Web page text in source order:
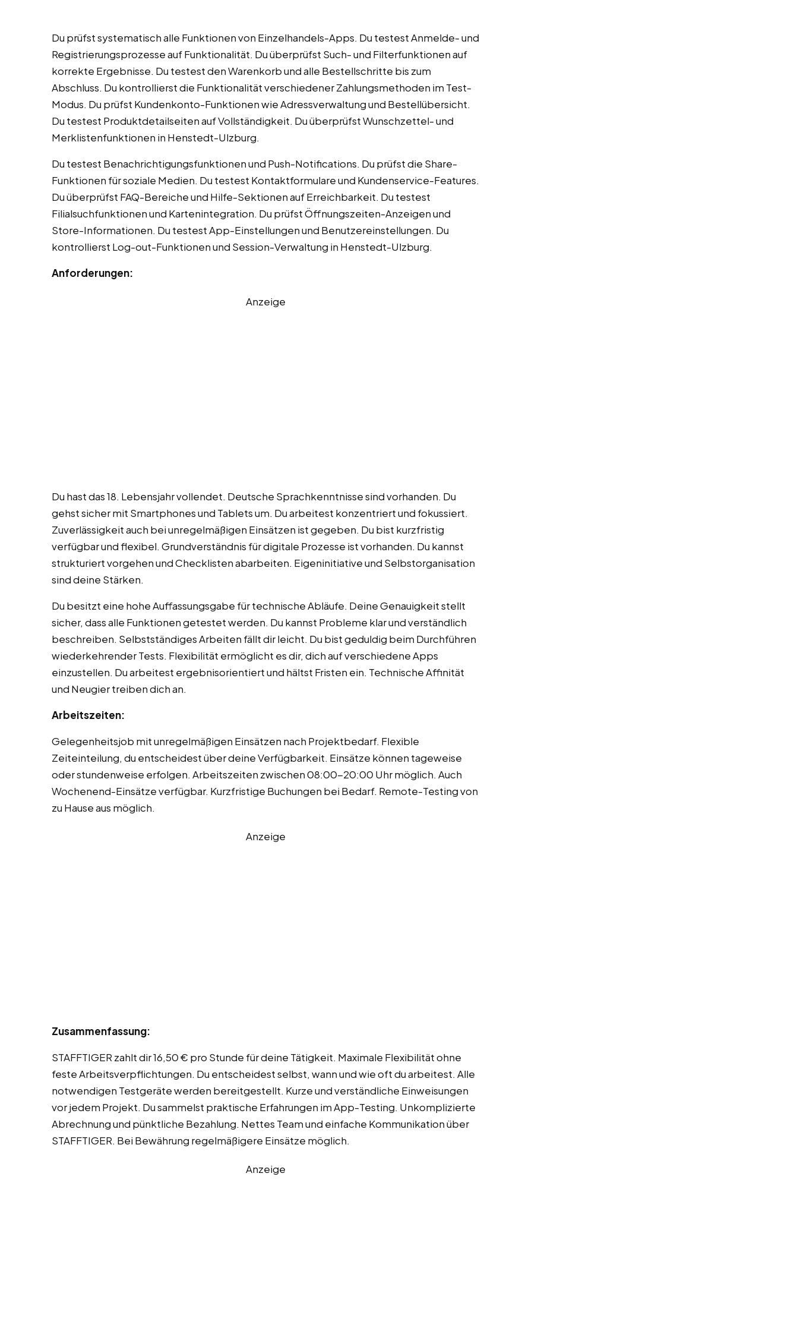
Du prüfst systematisch alle Funktionen von Einzelhandels-Apps. Du testest Anmelde- und
Registrierungsprozesse auf Funktionalität. Du überprüfst Such- und Filterfunktionen auf
korrekte Ergebnisse. Du testest den Warenkorb und alle Bestellschritte bis zum
Abschluss. Du kontrollierst die Funktionalität verschiedener Zahlungsmethoden im Test-
Modus. Du prüfst Kundenkonto-Funktionen wie Adressverwaltung und Bestellübersicht.
Du testest Produktdetailseiten auf Vollständigkeit. Du überprüfst Wunschzettel- und
Merklistenfunktionen in Henstedt-Ulzburg.
Du testest Benachrichtigungsfunktionen und Push-Notifications. Du prüfst die Share-
Funktionen für soziale Medien. Du testest Kontaktformulare und Kundenservice-Features.
Du überprüfst FAQ-Bereiche und Hilfe-Sektionen auf Erreichbarkeit. Du testest
Filialsuchfunktionen und Kartenintegration. Du prüfst Öffnungszeiten-Anzeigen und
Store-Informationen. Du testest App-Einstellungen und Benutzereinstellungen. Du
kontrollierst Log-out-Funktionen und Session-Verwaltung in Henstedt-Ulzburg.
Anforderungen:
Anzeige
Du hast das 18. Lebensjahr vollendet. Deutsche Sprachkenntnisse sind vorhanden. Du
gehst sicher mit Smartphones und Tablets um. Du arbeitest konzentriert und fokussiert.
Zuverlässigkeit auch bei unregelmäßigen Einsätzen ist gegeben. Du bist kurzfristig
verfügbar und flexibel. Grundverständnis für digitale Prozesse ist vorhanden. Du kannst
strukturiert vorgehen und Checklisten abarbeiten. Eigeninitiative und Selbstorganisation
sind deine Stärken.
Du besitzt eine hohe Auffassungsgabe für technische Abläufe. Deine Genauigkeit stellt
sicher, dass alle Funktionen getestet werden. Du kannst Probleme klar und verständlich
beschreiben. Selbstständiges Arbeiten fällt dir leicht. Du bist geduldig beim Durchführen
wiederkehrender Tests. Flexibilität ermöglicht es dir, dich auf verschiedene Apps
einzustellen. Du arbeitest ergebnisorientiert und hältst Fristen ein. Technische Affinität
und Neugier treiben dich an.
Arbeitszeiten:
Gelegenheitsjob mit unregelmäßigen Einsätzen nach Projektbedarf. Flexible
Zeiteinteilung, du entscheidest über deine Verfügbarkeit. Einsätze können tageweise
oder stundenweise erfolgen. Arbeitszeiten zwischen 08:00-20:00 Uhr möglich. Auch
Wochenend-Einsätze verfügbar. Kurzfristige Buchungen bei Bedarf. Remote-Testing von
zu Hause aus möglich.
Anzeige
Zusammenfassung:
STAFFTIGER zahlt dir 16,50 € pro Stunde für deine Tätigkeit. Maximale Flexibilität ohne
feste Arbeitsverpflichtungen. Du entscheidest selbst, wann und wie oft du arbeitest. Alle
notwendigen Testgeräte werden bereitgestellt. Kurze und verständliche Einweisungen
vor jedem Projekt. Du sammelst praktische Erfahrungen im App-Testing. Unkomplizierte
Abrechnung und pünktliche Bezahlung. Nettes Team und einfache Kommunikation über
STAFFTIGER. Bei Bewährung regelmäßigere Einsätze möglich.
Anzeige